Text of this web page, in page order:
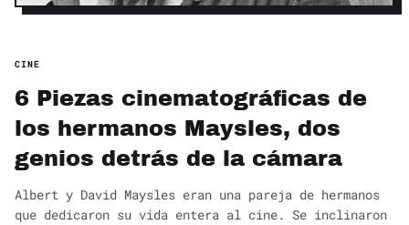
CINE
6 Piezas cinematográficas de
los hermanos Maysles, dos
genios detrás de la cámara
Albert y David Maysles eran una pareja de hermanos
que dedicaron su vida entera al cine. Se inclinaron